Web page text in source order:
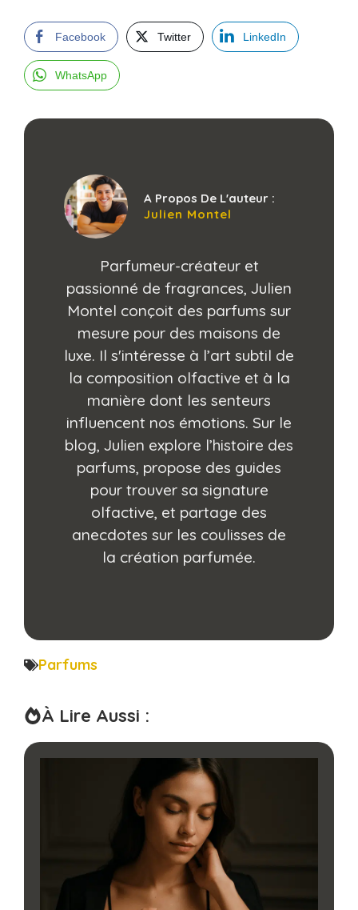
Facebook Twitter LinkedIn
WhatsApp
A Propos De L'auteur :
Julien Montel
Parfumeur-créateur et
passionné de fragrances, Julien
Montel conçoit des parfums sur
mesure pour des maisons de
luxe. Il s'intéresse à l’art subtil de
la composition olfactive et à la
manière dont les senteurs
influencent nos émotions. Sur le
blog, Julien explore l’histoire des
parfums, propose des guides
pour trouver sa signature
olfactive, et partage des
anecdotes sur les coulisses de
la création parfumée.
Parfums
À Lire Aussi :